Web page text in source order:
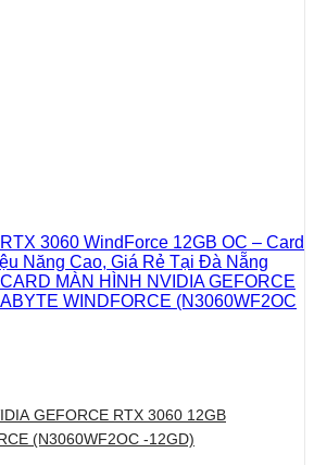
GEFORCE RTX 3060 12GB
(N3060WF2OC -12GD)